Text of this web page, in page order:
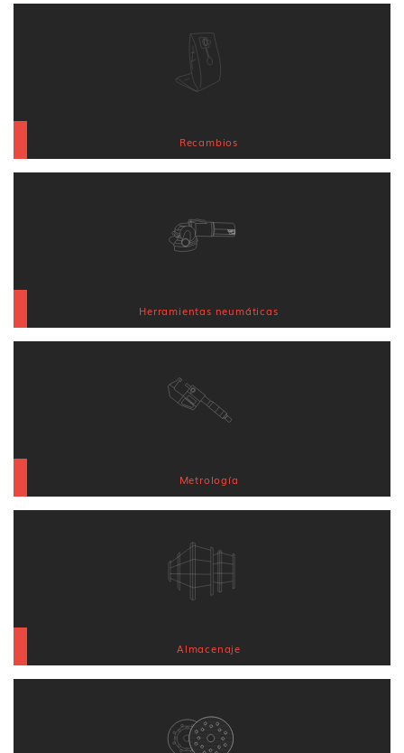
Recambios
Herramientas neumáticas
Metrología
Almacenaje